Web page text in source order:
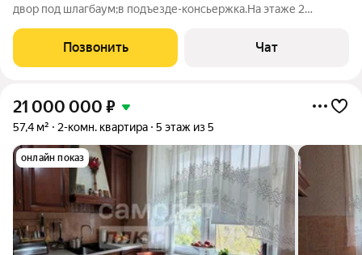
двор под шлагбаум;в подъезде-консьержка.На этаже 2
санузла;гардеробная комната во взрослой спальне; теплые
лоджии-в одной из них оборудован
Позвонить Чат
21 000 000 ₽
57,4 м² 2-комн. квартира 5 этаж из 5
онлайн показ